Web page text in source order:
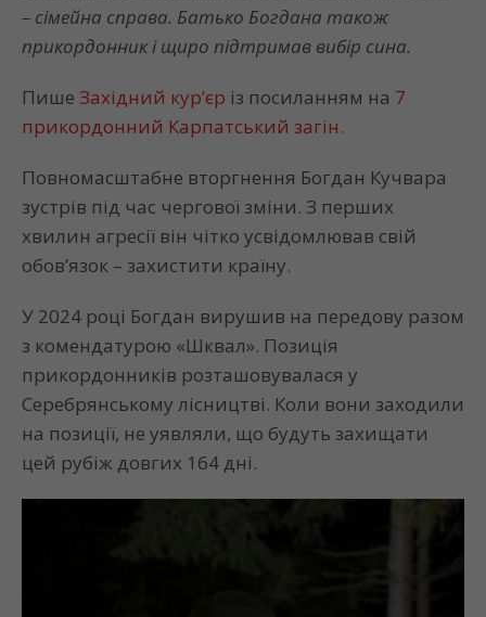
– сімейна справа. Батько Богдана також
прикордонник і щиро підтримав вибір сина.
Пише Західний кур’єр із посиланням на 7
прикордонний Карпатський загін.
Повномасштабне вторгнення Богдан Кучвара
зустрів під час чергової зміни. З перших
хвилин агресії він чітко усвідомлював свій
обов’язок – захистити країну.
У 2024 році Богдан вирушив на передову разом
з комендатурою «Шквал». Позиція
прикордонників розташовувалася у
Серебрянському лісництві. Коли вони заходили
на позиції, не уявляли, що будуть захищати
цей рубіж довгих 164 дні.